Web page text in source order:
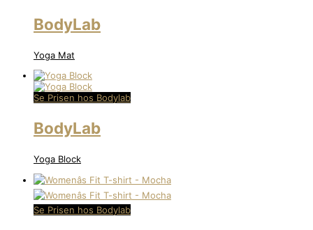
BodyLab
Yoga Mat
Se Prisen hos Bodylab
BodyLab
Yoga Block
Se Prisen hos Bodylab